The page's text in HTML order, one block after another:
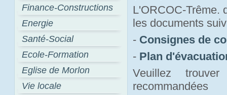
Finance-Constructions
Energie
Santé-Social
Ecole-Formation
Eglise de Morlon
Vie locale
L'ORCOC-Trême.
les documents
- Consignes de
- Plan
Veuillez
recommandées